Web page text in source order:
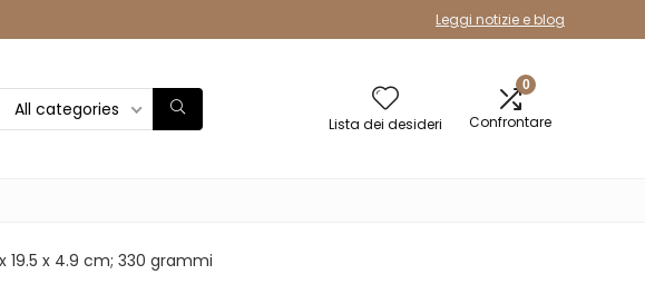
Leggi notizie e blog
All categories
Lista dei desideri
0
Confrontare
19.5 x 4.9 cm; 330 grammi